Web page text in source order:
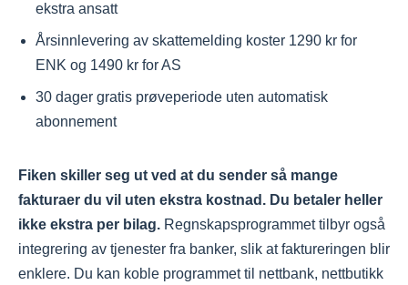
ekstra ansatt
Årsinnlevering av skattemelding koster 1290 kr for
ENK og 1490 kr for AS
30 dager gratis prøveperiode uten automatisk
abonnement
Fiken skiller seg ut ved at du sender så mange
fakturaer du vil uten ekstra kostnad. Du betaler heller
ikke ekstra per bilag. Regnskapsprogrammet tilbyr også
integrering av tjenester fra banker, slik at faktureringen blir
enklere. Du kan koble programmet til nettbank, nettbutikk